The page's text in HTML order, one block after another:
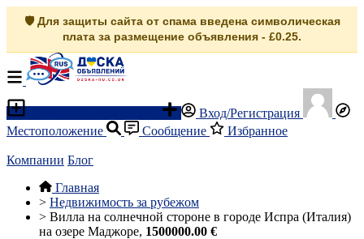
🛡️ Для защиты сайта от спама введена символическая
плата за размещение объявления - £0.25.
Вход/Регистрация
Местоположение
Сообщение Избранное
Компании Блог
Главная
> Недвижимость за рубежом
> Вилла на солнечной стороне в городе Испра (Италия)
на озере Маджоре, 1500000.00 €